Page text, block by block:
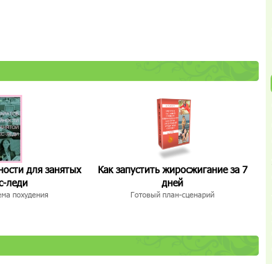
для занятых
леди
похудения
Как запустить жиросжигание за 7
дней
Готовый план-сценарий